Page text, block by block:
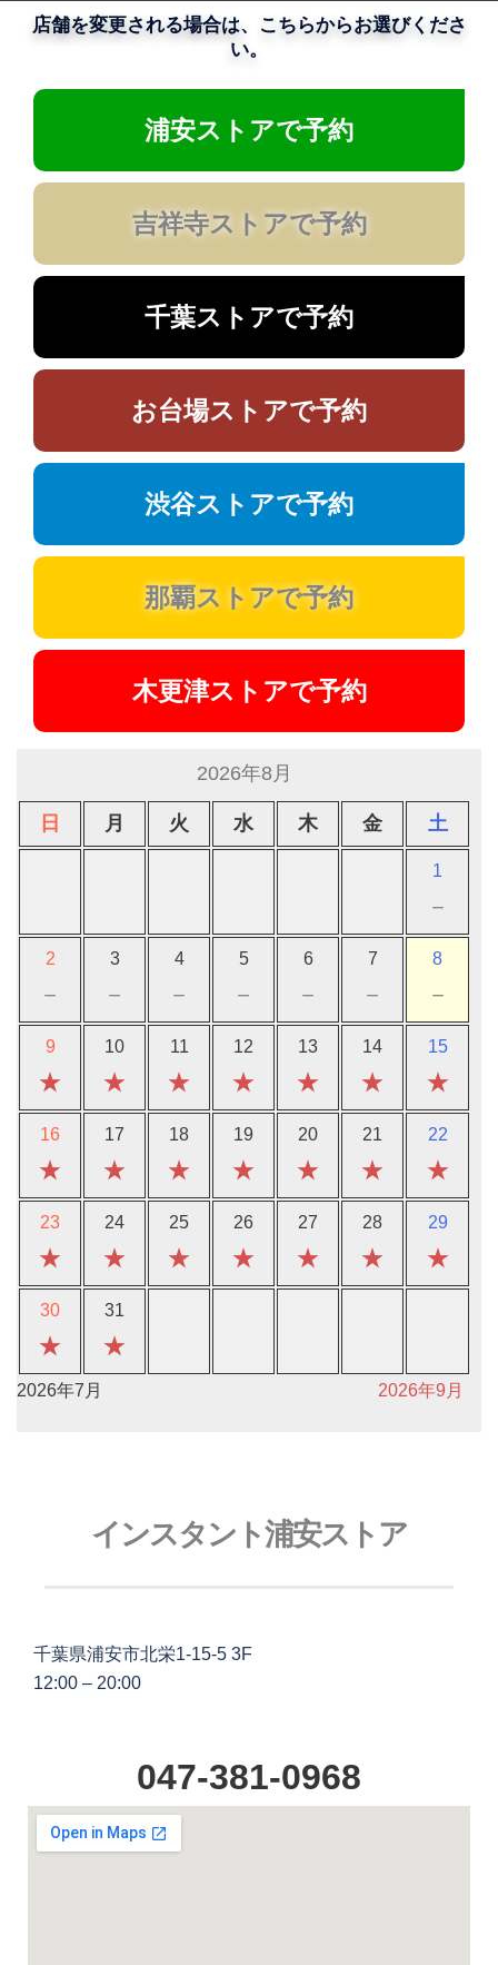
店舗を変更される場合は、こちらからお選びくださ
い。
浦安ストアで予約
吉祥寺ストアで予約
千葉ストアで予約
お台場ストアで予約
渋谷ストアで予約
那覇ストアで予約
木更津ストアで予約
2026年8月
日 月 火 水 木 金 土
1
－
2
－
3
－
4
－
5
－
6
－
7
－
8
－
9
★
10
★
11
★
12
★
13
★
14
★
15
★
16
★
17
★
18
★
19
★
20
★
21
★
22
★
23
★
24
★
25
★
26
★
27
★
28
★
29
★
30
★
31
★
2026年7月 2026年9月
インスタント浦安ストア
千葉県浦安市北栄1-15-5 3F
12:00 – 20:00
047-381-0968